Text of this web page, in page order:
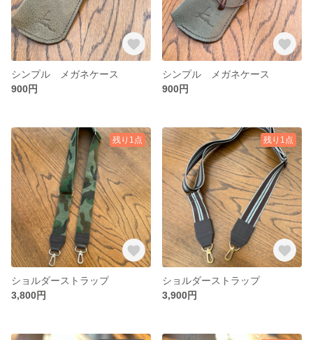
シンプル メガネケース
900円
シンプル メガネケース
900円
残り1点
ショルダーストラップ
3,800円
残り1点
ショルダーストラップ
3,900円